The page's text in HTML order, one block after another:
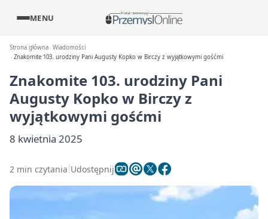
MENU
Strona główna Wiadomości
Znakomite 103. urodziny Pani Augusty Kopko w Birczy z wyjątkowymi gośćmi
Znakomite 103. urodziny Pani
Augusty Kopko w Birczy z
wyjątkowymi gośćmi
8 kwietnia 2025
2 min czytania Udostępnij